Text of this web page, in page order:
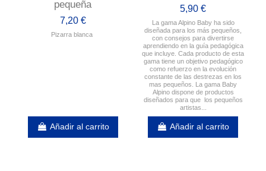
pequeña
7,20 €
Pizarra blanca
Añadir al carrito
5,90 €
La gama Alpino Baby ha sido
diseñada para los más pequeños,
con consejos para divertirse
aprendiendo en la guía pedagógica
que incluye. Cada producto de esta
gama tiene un objetivo pedagógico
como refuerzo en la evolución
constante de las destrezas en los
mas pequeños. La gama Baby
Alpino dispone de productos
diseñados para que los pequeños
artistas...
Añadir al carrito